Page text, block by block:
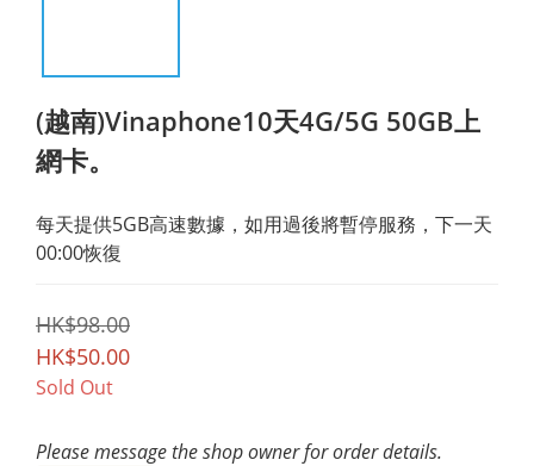
(越南)Vinaphone10天4G/5G 50GB上
網卡。
每天提供5GB高速數據，如用過後將暫停服務，下一天
00:00恢復
HK$98.00
HK$50.00
Sold Out
Please message the shop owner for order details.